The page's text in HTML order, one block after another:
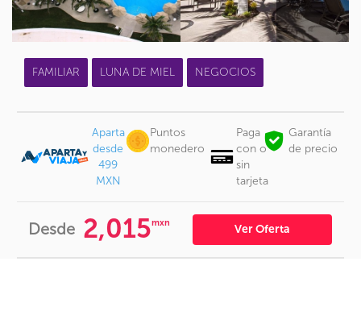
FAMILIAR LUNA DE MIEL NEGOCIOS
Aparta
desde
499
MXN
Puntos
monedero
Paga
con o
sin
tarjeta
Garantía
de precio
Desde 2,015mxn Ver Oferta